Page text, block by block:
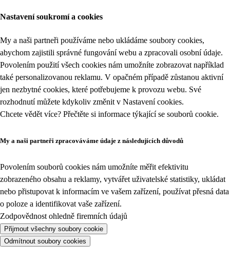
Nastavení soukromí a cookies
My a naši partneři používáme nebo ukládáme soubory cookies,
abychom zajistili správné fungování webu a zpracovali osobní údaje.
Povolením použití všech cookies nám umožníte zobrazovat například
také personalizovanou reklamu. V opačném případě zůstanou aktivní
jen nezbytné cookies, které potřebujeme k provozu webu. Své
rozhodnutí můžete kdykoliv změnit v Nastavení cookies.
Chcete vědět více? Přečtěte si informace týkající se souborů cookie.
My a naši partneři zpracováváme údaje z následujících důvodů
Povolením souborů cookies nám umožníte měřit efektivitu
zobrazeného obsahu a reklamy, vytvářet uživatelské statistiky, ukládat
nebo přistupovat k informacím ve vašem zařízení, používat přesná data
o poloze a identifikovat vaše zařízení.
Zodpovědnost ohledně firemních údajů
Přijmout všechny soubory cookie
Odmítnout soubory cookies